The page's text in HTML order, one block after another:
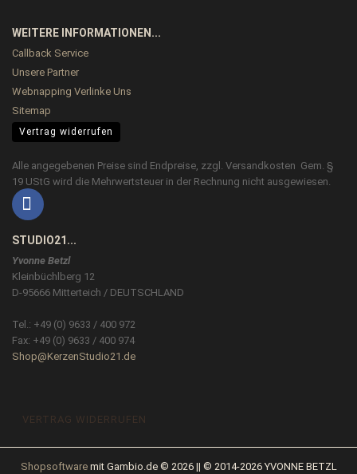
WEITERE INFORMATIONEN...
Callback Service
Unsere Partner
Webnapping Verlinke Uns
Sitemap
Vertrag widerrufen
Alle angegebenen Preise sind Endpreise, zzgl. Versandkosten Gem. §
19 UStG wird die Mehrwertsteuer in der Rechnung nicht ausgewiesen.
STUDIO21...
Yvonne Betzl
Kleinbüchlberg 12
D-95666 Mitterteich / DEUTSCHLAND
Tel.: +49 (0) 9633 / 400 972
Fax: +49 (0) 9633 / 400 974
Shop@KerzenStudio21.de
VERTRAG WIDERRUFEN
Shopsoftwaremit Gambio.de © 2026 || © 2014-2026 YVONNE BETZL